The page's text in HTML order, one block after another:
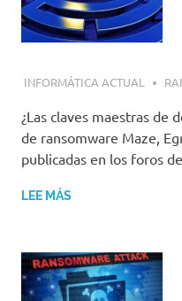
INFORMÁTICA ACTUAL
¿Las claves maestras de
de ransomware Maze,
publicadas en los foros
LEE MÁS